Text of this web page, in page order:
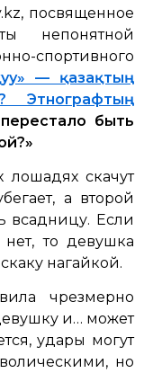
посвященное
непонятной
— қазақтың
быть
лошадях скачут
а второй
всадницу. Если
то девушка
нагайкой.
чрезмерно
и… может
удары могут
но